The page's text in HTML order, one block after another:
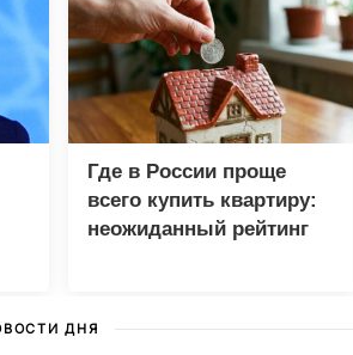
Где в России проще
всего купить квартиру:
неожиданный рейтинг
ДНЯ